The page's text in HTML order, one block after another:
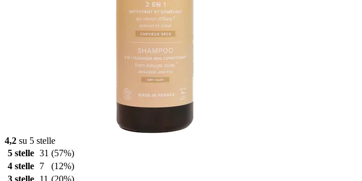
4,2 su 5 stelle
5 stelle 31 (57%)
4 stelle
7
(12%)
3 stelle
11 (20%)